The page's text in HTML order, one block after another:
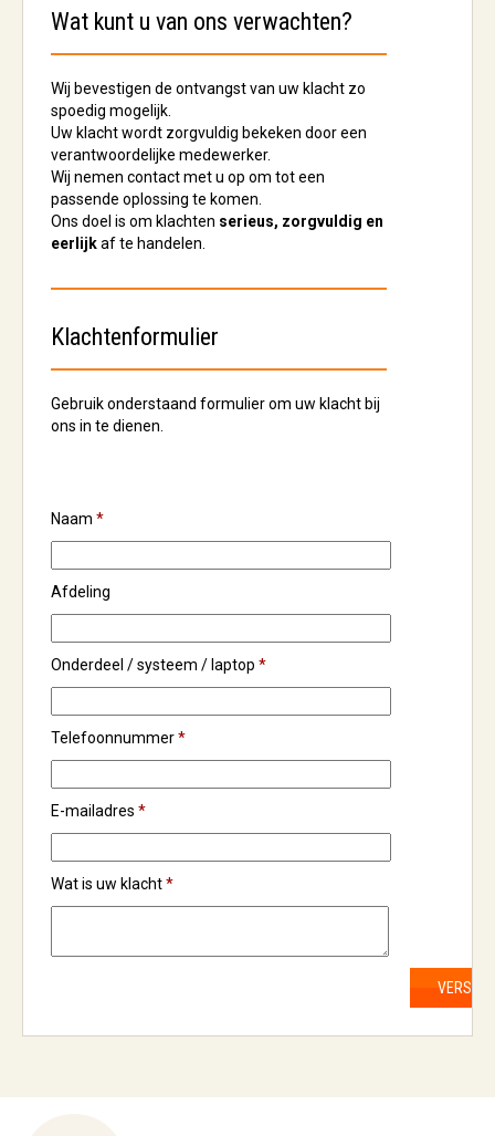
Wat kunt u van ons verwachten?
Wij bevestigen de ontvangst van uw klacht zo
spoedig mogelijk.
Uw klacht wordt zorgvuldig bekeken door een
verantwoordelijke medewerker.
Wij nemen contact met u op om tot een
passende oplossing te komen.
Ons doel is om klachten serieus, zorgvuldig en
eerlijkaf te handelen.
Klachtenformulier
Gebruik onderstaand formulier om uw klacht bij
ons in te dienen.
Naam *
Afdeling
Onderdeel / systeem / laptop *
Telefoonnummer*
E-mailadres *
Wat is uw klacht*